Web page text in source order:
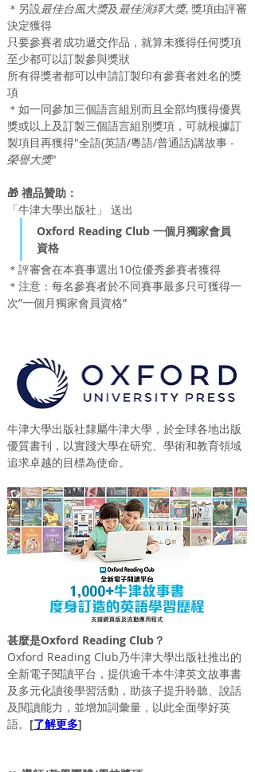
＊另設最佳台風大獎及最佳演繹大獎, 獎項由評審
決定獲得
只要參賽者成功遞交作品，就算未獲得任何獎項
至少都可以訂製參與獎狀
所有得獎者都可以申請訂製印有參賽者姓名的獎
項
＊如一同參加三個語言組別而且全部均獲得優異
獎或以上及訂製三個語言組別獎項，可就根據訂
製項目再獲得"全語(英語/粵語/普通話)講故事 -
榮譽大獎"
🎁 禮品贊助：
「牛津大學出版社」 送出
Oxford Reading Club 一個月獨家會員
資格
＊評審會在本賽事選出10位優秀參賽者獲得
＊注意：每名參賽者於不同賽事最多只可獲得一
次”一個月獨家會員資格”
牛津大學出版社隸屬牛津大學，於全球各地出版
優質書刊，以實踐大學在研究、學術和教育領域
追求卓越的目標為使命。
甚麼是Oxford Reading Club？
Oxford Reading Club乃牛津大學出版社推出的
全新電子閱讀平台，提供逾千本牛津英文故事書
及多元化讀後學習活動，助孩子提升聆聽、說話
及閱讀能力，並增加詞彙量，以此全面學好英
語。 [了解更多]